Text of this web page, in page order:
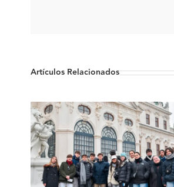
Artículos Relacionados
Un primer